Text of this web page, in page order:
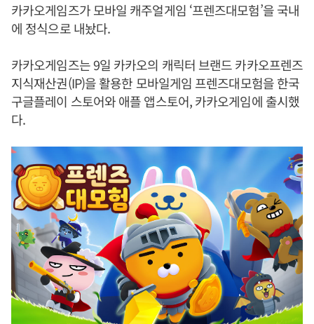
카카오게임즈가 모바일 캐주얼게임 ‘프렌즈대모험’을 국내
에 정식으로 내놨다.
카카오게임즈는 9일 카카오의 캐릭터 브랜드 카카오프렌즈
지식재산권(IP)을 활용한 모바일게임 프렌즈대모험을 한국
구글플레이 스토어와 애플 앱스토어, 카카오게임에 출시했
다.